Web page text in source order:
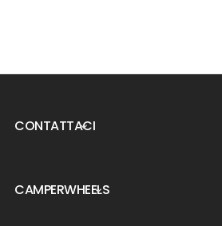
CONTATTACI

CAMPERWHEELS
